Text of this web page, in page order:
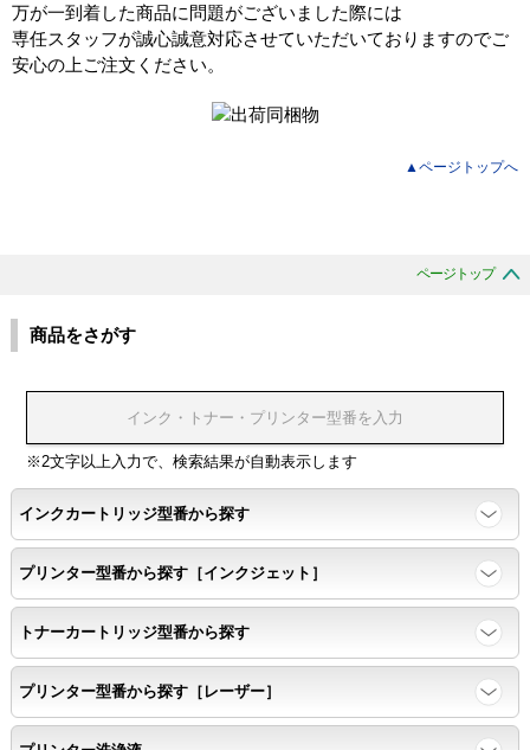
万が一到着した商品に問題がございました際には
専任スタッフが誠心誠意対応させていただいておりますのでご
安心の上ご注文ください。
▲ページトップへ
ページトップ
商品をさがす
※2文字以上入力で、検索結果が自動表示します
インクカートリッジ型番から探す
プリンター型番から探す［インクジェット］
トナーカートリッジ型番から探す
プリンター型番から探す［レーザー］